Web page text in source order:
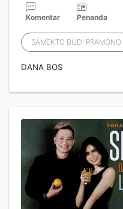
Komentar Penanda
SAMEKTO BUDI PRAMONO
DANA BOS